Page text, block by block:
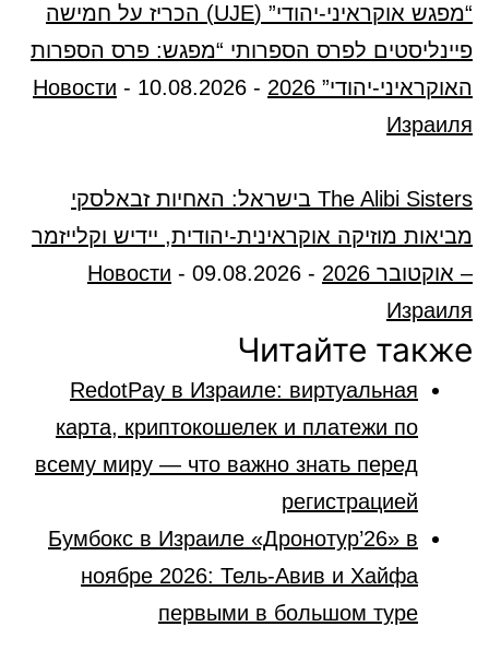
“מפגש אוקראיני-יהודי” (UJE) הכריז על חמישה
פיינליסטים לפרס הספרותי “מפגש: פרס הספרות
האוקראיני-יהודי” 2026
-
10.08.2026
-
Новости
Израиля
The Alibi Sisters בישראל: האחיות זבאלסקי
מביאות מוזיקה אוקראינית-יהודית, יידיש וקלייזמר
– אוקטובר 2026
-
09.08.2026
-
Новости
Израиля
Читайте также
RedotPay в Израиле: виртуальная
карта, криптокошелек и платежи по
всему миру — что важно знать перед
регистрацией
Бумбокс в Израиле «Дронотур’26» в
ноябре 2026: Тель-Авив и Хайфа
первыми в большом туре